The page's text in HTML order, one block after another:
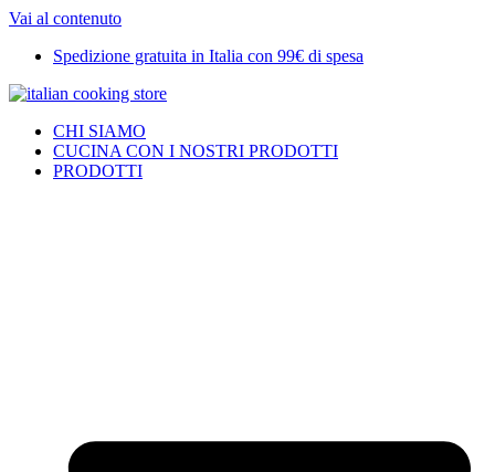
Vai al contenuto
Spedizione gratuita in Italia con 99€ di spesa
CHI SIAMO
CUCINA CON I NOSTRI PRODOTTI
PRODOTTI